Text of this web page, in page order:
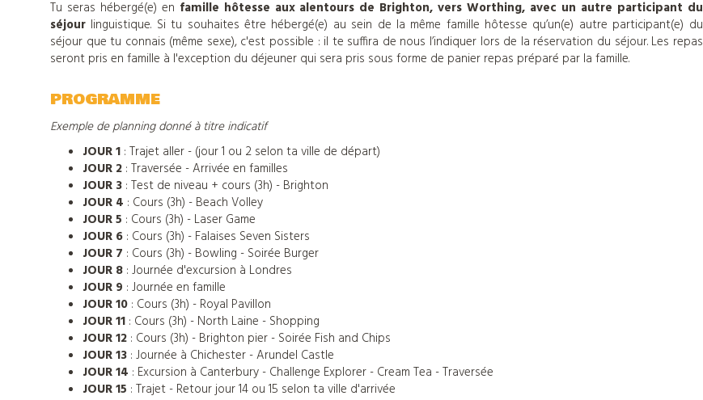
Djuringa
actualités
Contact
Télécharger
Tu seras hébergé(e) en famille hôtesse aux alentours de Brighton, vers Worthing, avec un autre participant du
séjour linguistique. Si tu souhaites être hébergé(e) au sein de la même famille hôtesse qu’un(e) autre participant(e) du
séjour que tu connais (même sexe), c'est possible : il te suffira de nous l’indiquer lors de la réservation du séjour. Les repas
seront pris en famille à l'exception du déjeuner qui sera pris sous forme de panier repas préparé par la famille.
PROGRAMME
Exemple de planning donné à titre indicatif
JOUR 1 : Trajet aller - (jour 1 ou 2 selon ta ville de départ)
JOUR 2 : Traversée - Arrivée en familles
JOUR 3 : Test de niveau + cours (3h) - Brighton
JOUR 4 : Cours (3h) - Beach Volley
JOUR 5 : Cours (3h) - Laser Game
JOUR 6 : Cours (3h) - Falaises Seven Sisters
JOUR 7 : Cours (3h) - Bowling - Soirée Burger
JOUR 8 : Journée d'excursion à Londres
JOUR 9 : Journée en famille
JOUR 10 : Cours (3h) - Royal Pavillon
JOUR 11 : Cours (3h) - North Laine - Shopping
JOUR 12 : Cours (3h) - Brighton pier - Soirée Fish and Chips
JOUR 13 : Journée à Chichester - Arundel Castle
JOUR 14 : Excursion à Canterbury - Challenge Explorer - Cream Tea - Traversée
JOUR 15 : Trajet - Retour jour 14 ou 15 selon ta ville d'arrivée